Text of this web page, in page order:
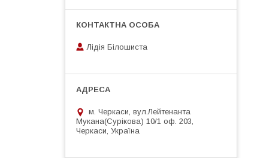
Лідія Білошиста
м. Черкаси, вул.Лейтенанта
Мукана(Сурікова) 10/1 оф. 203,
Черкаси, Україна